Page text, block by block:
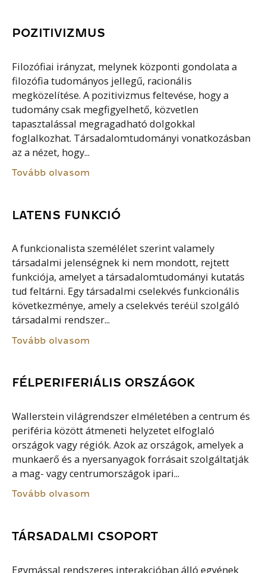
POZITIVIZMUS
Filozófiai irányzat, melynek központi gondolata a
filozófia tudományos jellegű, racionális
megközelítése. A pozitivizmus feltevése, hogy a
tudomány csak megfigyelhető, közvetlen
tapasztalással megragadható dolgokkal
foglalkozhat. Társadalomtudományi vonatkozásban
az a nézet, hogy...
Tovább olvasom
LATENS FUNKCIÓ
A funkcionalista személélet szerint valamely
társadalmi jelenségnek ki nem mondott, rejtett
funkciója, amelyet a társadalomtudományi kutatás
tud feltárni. Egy társadalmi cselekvés funkcionális
következménye, amely a cselekvés teréül szolgáló
társadalmi rendszer...
Tovább olvasom
FÉLPERIFERIÁLIS ORSZÁGOK
Wallerstein világrendszer elméletében a centrum és
periféria között átmeneti helyzetet elfoglaló
országok vagy régiók. Azok az országok, amelyek a
munkaerő és a nyersanyagok forrásait szolgáltatják
a mag- vagy centrumországok ipari...
Tovább olvasom
TÁRSADALMI CSOPORT
Egymással rendszeres interakcióban álló egyének